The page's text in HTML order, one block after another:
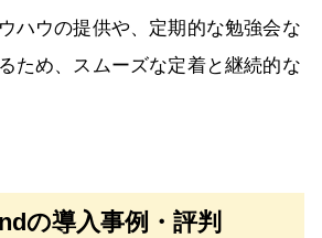
ハウの提供や、定期的な勉強会な
ため、スムーズな定着と継続的な
の導入事例・評判